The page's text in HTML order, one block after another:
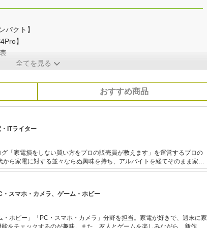
パクト】
】
全てを見る
おすすめ商品
ITライター
「家電損をしない買い方をプロの販売員が教えます」を運営するプロの
ト等で表彰され
に尽力しています。
スマホ・カメラ、ゲーム・ホビー
・ホビー」「PC・スマホ・カメラ」分野を担当。家電が好きで、週末に家
をチェックするのが趣味。また、友人とゲームを楽しみながら、新作タ